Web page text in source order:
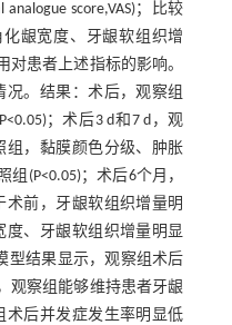
score,VAS)；比较
龈宽度、牙龈软组织增
对患者上述指标的影响。
。结果：术后，观察组
；术后3 d和7 d，观
组，黏膜颜色分级、肿胀
(P<0.05)；术后6个月，
前，牙龈软组织增量明
度、牙龈软组织增量明显
型结果显示，观察组术后
观察组能够维持患者牙龈
术后并发症发生率明显低